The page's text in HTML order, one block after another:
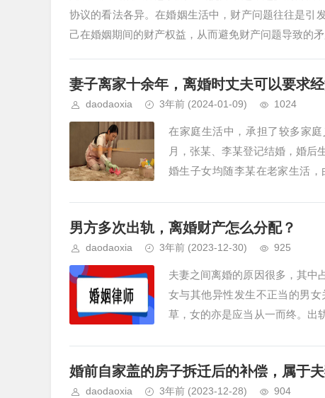
协议的看法各异。在婚姻生活中，财产问题往往是引
己在婚姻期间的财产权益，从而避免财产问题导致的
妻子离家十余年，离婚时丈夫可以要求
daodaoxia 3年前 (2024-01-09) 1024
在家庭生活中，承担了较多家
月，张某、李某登记结婚，婚后
婚生子女均随李某在老家生活，
男方多次出轨，离婚财产怎么分配？
daodaoxia 3年前 (2023-12-30) 925
夫妻之间离婚的原因很多，其中
女与其他异性发生不正当的男
草，女的亦是应当从一而终。出
婚前自家盖的房子拆迁后的补偿，属于
daodaoxia 3年前 (2023-12-28) 904